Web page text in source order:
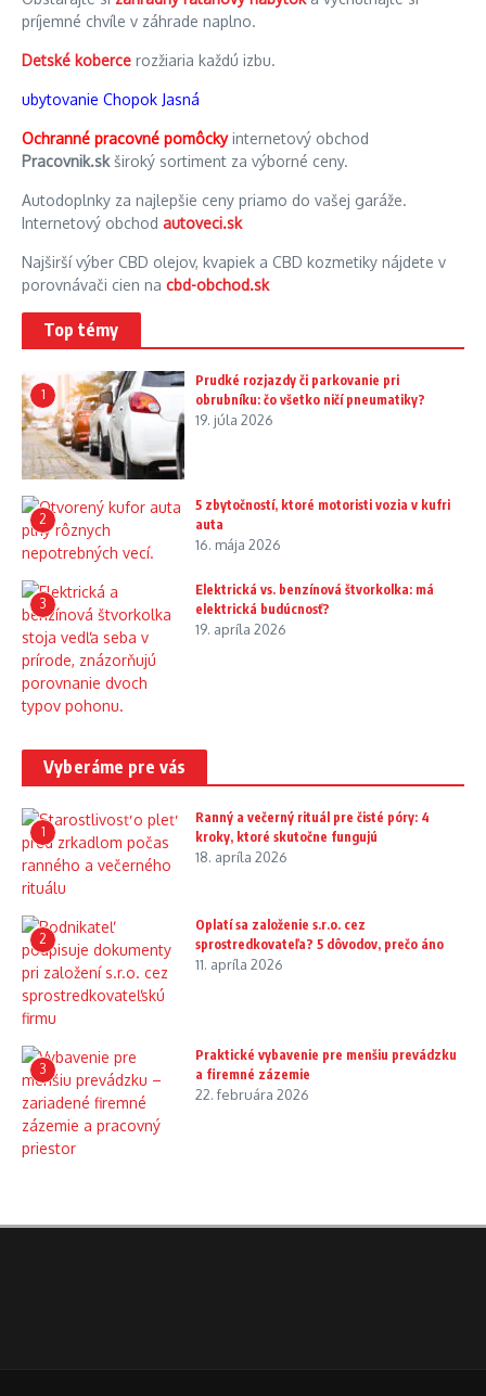
príjemné chvíle v záhrade naplno.
Detské koberce rozžiaria každú izbu.
ubytovanie Chopok Jasná
Ochranné pracovné pomôckyinternetový obchod
Pracovnik.skširoký sortiment za výborné ceny.
Autodoplnky za najlepšie ceny priamo do vašej garáže.
Internetový obchod autoveci.sk
Najširší výber CBD olejov, kvapiek a CBD kozmetiky nájdete v
porovnávači cien na cbd-obchod.sk
Top témy
1
Prudké rozjazdy či parkovanie pri
obrubníku: čo všetko ničí pneumatiky?
19. júla 2026
2
5 zbytočností, ktoré motoristi vozia v kufri
auta
16. mája 2026
3
Elektrická vs. benzínová štvorkolka: má
elektrická budúcnosť?
19. apríla 2026
Vyberáme pre vás
1
Ranný a večerný rituál pre čisté póry: 4
kroky, ktoré skutočne fungujú
18. apríla 2026
2
Oplatí sa založenie s.r.o. cez
sprostredkovateľa? 5 dôvodov, prečo áno
11. apríla 2026
3
Praktické vybavenie pre menšiu prevádzku
a firemné zázemie
22. februára 2026